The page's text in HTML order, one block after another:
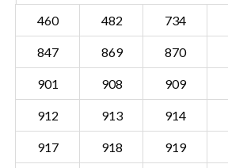
460 482 734
847 869 870
901 908 909
912 913 914
917 918 919